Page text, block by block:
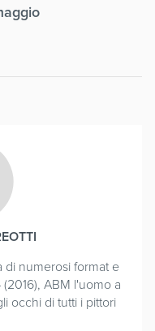
di numerosi format e
ABM l'uomo a
occhi di tutti i pittori